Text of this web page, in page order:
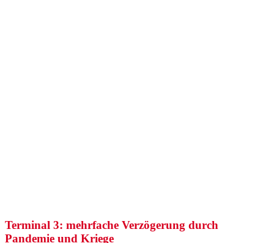
Terminal 3: mehrfache Verzögerung durch
Pandemie und Kriege